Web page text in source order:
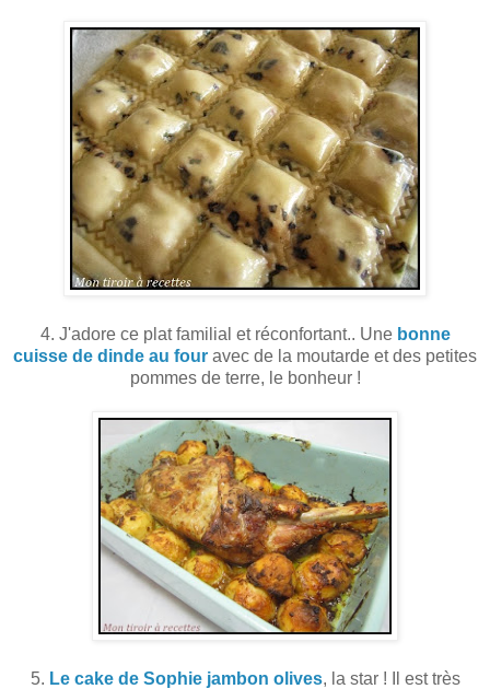
4. J'adore ce plat familial et réconfortant.. Une bonne
cuisse de dinde au four avec de la moutarde et des petites
pommes de terre, le bonheur !
5. Le cake de Sophie jambon olives, la star ! Il est très